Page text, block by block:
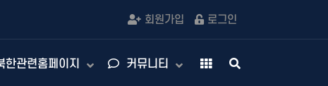
회원가입 로그인
한관련홈페이지 커뮤니티